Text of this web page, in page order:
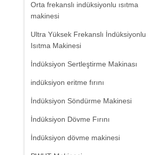
Orta frekanslı indüksiyonlu ısıtma
makinesi
Ultra Yüksek Frekanslı İndüksiyonlu
Isıtma Makinesi
İndüksiyon Sertleştirme Makinası
indüksiyon eritme fırını
İndüksiyon Söndürme Makinesi
İndüksiyon Dövme Fırını
İndüksiyon dövme makinesi